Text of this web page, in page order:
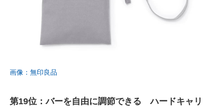
画像：無印良品
第19位：バーを自由に調節できる ハードキャリ